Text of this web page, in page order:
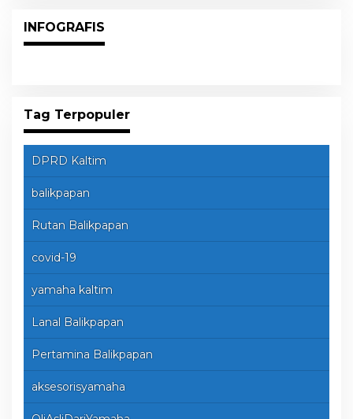
INFOGRAFIS
Tag Terpopuler
DPRD Kaltim
balikpapan
Rutan Balikpapan
covid-19
yamaha kaltim
Lanal Balikpapan
Pertamina Balikpapan
aksesorisyamaha